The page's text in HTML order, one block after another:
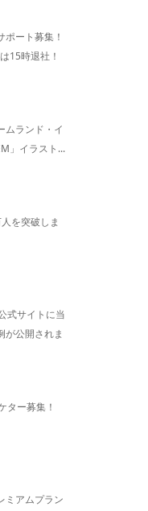
ポート募集！
15時退社！
ムランド・イ
」イラスト...
を突破しま
式サイトに当
が公開されま
ター募集！
ミアムプラン